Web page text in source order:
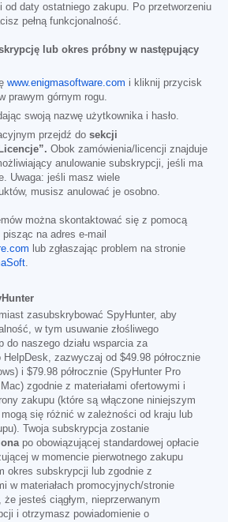
od daty ostatniego zakupu. Po przetworzeniu
pełną funkcjonalność.
lub okres próbny w następujący
www.enigmasoftware.com i kliknij przycisk
prawym górnym rogu.
swoją nazwę użytkownika i hasło.
przejdź do sekcji
Obok zamówienia/licencji znajduje
anulowanie subskrypcji, jeśli ma
Uwaga: jeśli masz wiele
musisz anulować je osobno.
można skontaktować się z pomocą
na adres e-mail
lub zgłaszając problem na stronie
.
zasubskrybować SpyHunter, aby
w tym usuwanie złośliwego
do naszego działu wsparcia za
HelpDesk, zazwyczaj od $49.98 półrocznie
i $79.98 półrocznie (SpyHunter Pro
zgodnie z materiałami ofertowymi i
zakupu (które są włączone niniejszym
się różnić w zależności od kraju lub
Twoja subskrypcja zostanie
po obowiązującej standardowej opłacie
w momencie pierwotnego zakupu
okres subskrypcji lub zgodnie z
w materiałach promocyjnych/stronie
jesteś ciągłym, nieprzerwanym
i otrzymasz powiadomienie o